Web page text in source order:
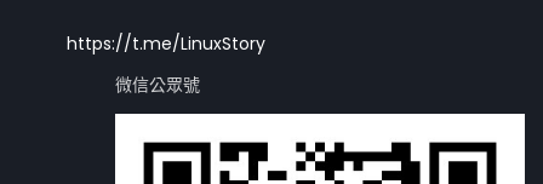
https://t.me/LinuxStory
微信公眾號